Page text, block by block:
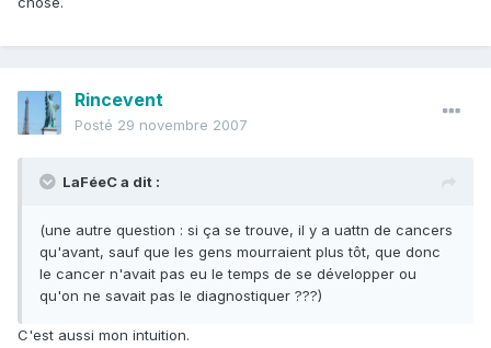
Rincevent
Posté 29 novembre 2007
LaFéeC a dit :
(une autre question : si ça se trouve, il y a uattn de cancers
qu'avant, sauf que les gens mourraient plus tôt, que donc
le cancer n'avait pas eu le temps de se développer ou
qu'on ne savait pas le diagnostiquer ???)
C'est aussi mon intuition.